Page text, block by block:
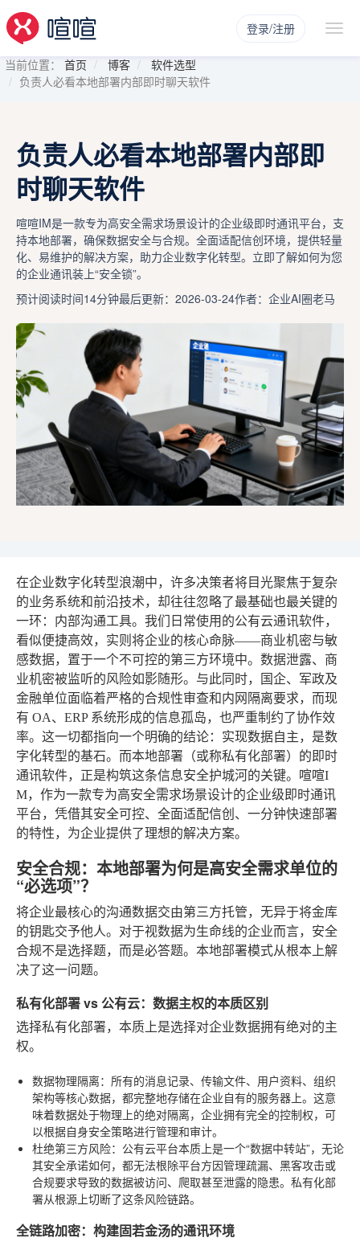
登录/注册
当前位置： 首页 博客
软件选型
负责人必看本地部署内部即时聊天软件
负责人必看本地部署内部即
时聊天软件
喧喧IM是一款专为高安全需求场景设计的企业级即时通讯平台，支
持本地部署，确保数据安全与合规。全面适配信创环境，提供轻量
化、易维护的解决方案，助力企业数字化转型。立即了解如何为您
的企业通讯装上“安全锁”。
预计阅读时间14分钟最后更新：2026-03-24作者：企业AI圈老马
在企业数字化转型浪潮中，许多决策者将目光聚焦于复杂
的业务系统和前沿技术，却往往忽略了最基础也最关键的
一环：内部沟通工具。我们日常使用的公有云通讯软件，
看似便捷高效，实则将企业的核心命脉——商业机密与敏
感数据，置于一个不可控的第三方环境中。数据泄露、商
业机密被监听的风险如影随形。与此同时，国企、军政及
金融单位面临着严格的合规性审查和内网隔离要求，而现
有 OA、ERP 系统形成的信息孤岛，也严重制约了协作效
率。这一切都指向一个明确的结论：实现数据自主，是数
字化转型的基石。而本地部署（或称私有化部署）的即时
通讯软件，正是构筑这条信息安全护城河的关键。喧喧I
M，作为一款专为高安全需求场景设计的企业级即时通讯
平台，凭借其安全可控、全面适配信创、一分钟快速部署
的特性，为企业提供了理想的解决方案。
安全合规：本地部署为何是高安全需求单位的
“必选项”？
将企业最核心的沟通数据交由第三方托管，无异于将金库
的钥匙交予他人。对于视数据为生命线的企业而言，安全
合规不是选择题，而是必答题。本地部署模式从根本上解
决了这一问题。
私有化部署 vs 公有云：数据主权的本质区别
选择私有化部署，本质上是选择对企业数据拥有绝对的主
权。
数据物理隔离：所有的消息记录、传输文件、用户资料、组织
架构等核心数据，都完整地存储在企业自有的服务器上。这意
味着数据处于物理上的绝对隔离，企业拥有完全的控制权，可
以根据自身安全策略进行管理和审计。
杜绝第三方风险：公有云平台本质上是一个“数据中转站”，无论
其安全承诺如何，都无法根除平台方因管理疏漏、黑客攻击或
合规要求导致的数据被访问、爬取甚至泄露的隐患。私有化部
署从根源上切断了这条风险链路。
全链路加密：构建固若金汤的通讯环境